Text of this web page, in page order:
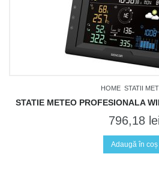
HOME STATII
STATIE METEO PROFESIONALA
796,18 lei
Adaugă în coș